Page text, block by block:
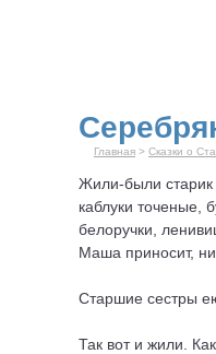
Главная > Сказки о
Жили-были старик
каблуки точеные,
белоручки,
Маша приносит,
Старшие сестры
Так вот и жили.